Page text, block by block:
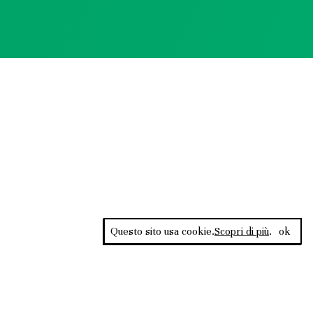
Questo sito usa cookie.Scopri di più. ok